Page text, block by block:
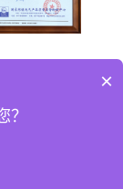
制造中心9栋105之二
×
？